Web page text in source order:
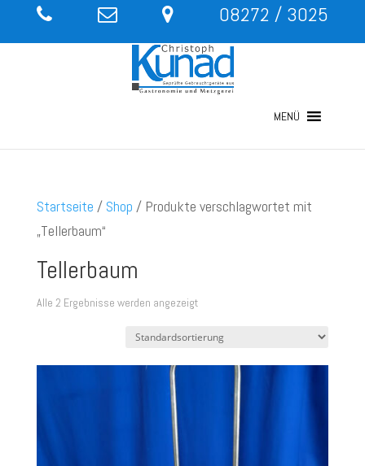
08272 / 3025
MENÜ
Startseite / Shop / Produkte verschlagwortet mit
„Tellerbaum“
Tellerbaum
Alle 2 Ergebnisse werden angezeigt